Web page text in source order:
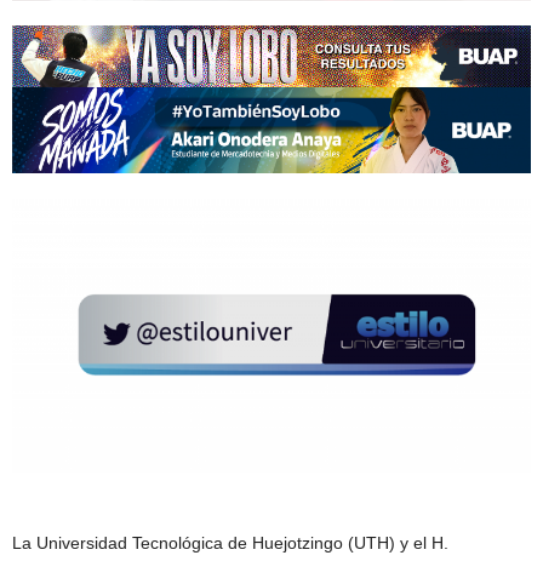
La Universidad Tecnológica de Huejotzingo (UTH) y el H.